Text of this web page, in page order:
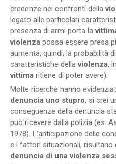
credenze nei confronti della
legato alle particolari
presenza di armi porta la
violenza possa essere presa
aumenta, quindi, la probabilità
caratteristiche dellaviolenza,
vittima ritiene di poter avere).
Molte ricerche hanno
denuncia uno stupro, si crei
conseguenze della denuncia
può ricevere dalla polizia (es.
1978). L’anticipazione delle
e i fattori situazionali, risultano
denuncia di una violenza